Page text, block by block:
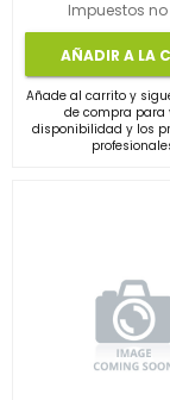
Impuestos
AÑADIR A LA
Añade al carrito y
de compra para
disponibilidad y los